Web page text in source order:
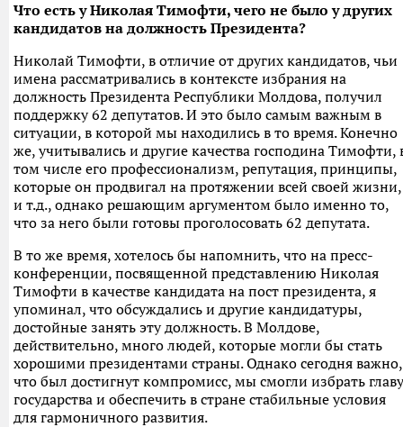
Что есть у Николая Тимофти, чего не было у других
кандидатов на должность Президента?
Николай Тимофти, в отличие от других кандидатов, чьи
имена рассматривались в контексте избрания на
должность Президента Республики Молдова, получил
поддержку 62 депутатов. И это было самым важным в
ситуации, в которой мы находились в то время. Конечно
же, учитывались и другие качества господина Тимофти,
том числе его профессионализм, репутация, принципы,
которые он продвигал на протяжении всей своей жизни,
и т.д., однако решающим аргументом было именно то,
что за него были готовы проголосовать 62 депутата.
В то же время, хотелось бы напомнить, что на пресс-
конференции, посвященной представлению Николая
Тимофти в качестве кандидата на пост президента, я
упоминал, что обсуждались и другие кандидатуры,
достойные занять эту должность. В Молдове,
действительно, много людей, которые могли бы стать
хорошими президентами страны. Однако сегодня важно,
что был достигнут компромисс, мы смогли избрать главу
государства и обеспечить в стране стабильные условия
для гармоничного развития.